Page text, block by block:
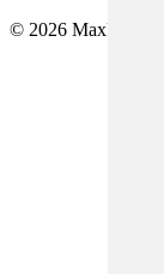
© 2026 MaxReal